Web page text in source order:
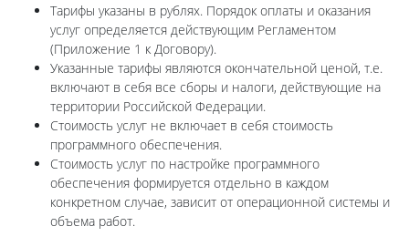
Тарифы указаны в рублях. Порядок оплаты и оказания
услуг определяется действующим Регламентом
(Приложение 1 к Договору).
Указанные тарифы являются окончательной ценой, т.е.
включают в себя все сборы и налоги, действующие на
территории Российской Федерации.
Стоимость услуг не включает в себя стоимость
программного обеспечения.
Стоимость услуг по настройке программного
обеспечения формируется отдельно в каждом
конкретном случае, зависит от операционной системы и
объема работ.